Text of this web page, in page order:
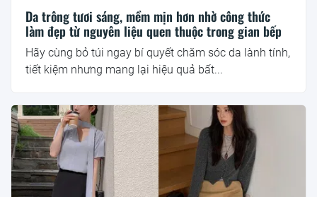
Da trông tươi sáng, mềm mịn hơn nhờ công thức
làm đẹp từ nguyên liệu quen thuộc trong gian bếp
Hãy cùng bỏ túi ngay bí quyết chăm sóc da lành tính,
tiết kiệm nhưng mang lại hiệu quả bất...